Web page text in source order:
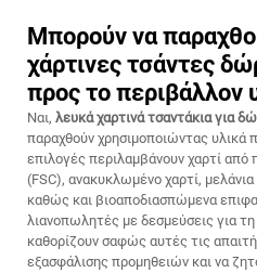
Μπορούν να
χάρτινες τσάντες
προς το περιβάλλον
Ναι, λευκά χαρτινά τσαντάκια για
παραχθούν χρησιμοποιώντας υλικά
επιλογές περιλαμβάνουν χαρτί από
(FSC), ανακυκλωμένο χαρτί,
καθώς και βιοαποδιασπώμενα
λιανοπωλητές με δεσμεύσεις για
καθορίζουν σαφώς αυτές τις
εξασφάλισης προμηθειών και να